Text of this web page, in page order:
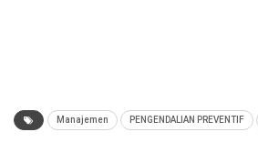
Manajemen PENGENDALIAN PREVENTIF